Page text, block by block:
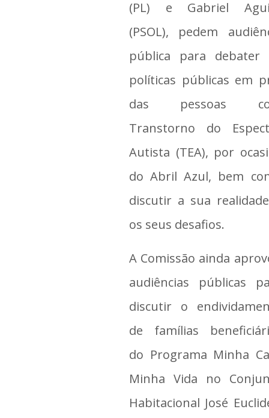
(PL) e Gabriel
(PSOL), pedem
pública para debater
políticas públicas em
das pessoas
Transtorno do
Autista (TEA), por
do Abril Azul, bem
discutir a sua
os seus desafios.
A Comissão ainda
audiências públicas
discutir o
de famílias
do Programa Minha
Minha Vida no
Habitacional José